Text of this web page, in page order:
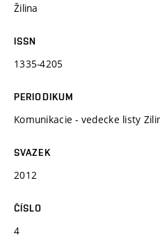
Žilina
ISSN
1335-4205
PERIODIKUM
Komunikacie - vedecke listy
SVAZEK
2012
ČÍSLO
4